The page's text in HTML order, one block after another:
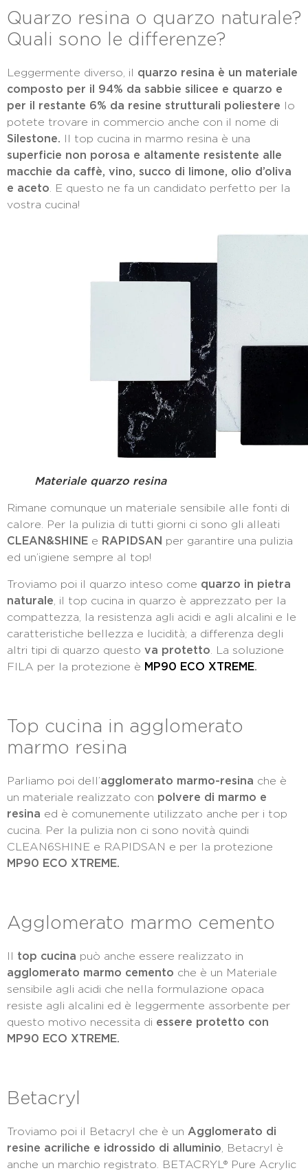
Quarzo resina o quarzo naturale?
Quali sono le differenze?
Leggermente diverso, il quarzo resina è un materiale
composto per il 94% da sabbie silicee e quarzo e
per il restante 6% da resine strutturali poliestere lo
potete trovare in commercio anche con il nome di
Silestone. Il top cucina in marmo resina è una
superficie non porosa e altamente resistente alle
macchie da caffè, vino, succo di limone, olio d’oliva
e aceto . E questo ne fa un candidato perfetto per la
vostra cucina!
Materiale quarzo resina
Rimane comunque un materiale sensibile alle fonti di
calore. Per la pulizia di tutti giorni ci sono gli alleati
CLEAN&SHINE e RAPIDSAN per garantire una pulizia
ed un’igiene sempre al top!
Troviamo poi il quarzo inteso come quarzo in pietra
naturale , il top cucina in quarzo è apprezzato per la
compattezza, la resistenza agli acidi e agli alcalini e le
caratteristiche bellezza e lucidità; a differenza degli
altri tipi di quarzo questo va protetto . La soluzione
FILA per la protezione è MP90 ECO XTREME.
Top cucina in agglomerato
marmo resina
Parliamo poi dell’agglomerato marmo-resina che è
un materiale realizzato con polvere di marmo e
resina ed è comunemente utilizzato anche per i top
cucina. Per la pulizia non ci sono novità quindi
CLEAN6SHINE e RAPIDSAN e per la protezione
MP90 ECO XTREME.
Agglomerato marmo cemento
top cucina può anche essere realizzato in
agglomerato marmo cemento che è un Materiale
sensibile agli acidi che nella formulazione opaca
resiste agli alcalini ed è leggermente assorbente per
questo motivo necessita di essere protetto con
MP90 ECO XTREME.
Betacryl
Troviamo poi il Betacryl che è un Agglomerato di
resine acriliche e idrossido di alluminio , Betacryl è
anche un marchio registrato. BETACRYL® Pure Acrylic